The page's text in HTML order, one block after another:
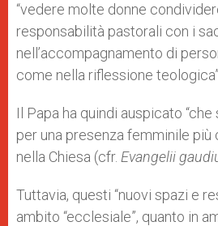
“vedere molte donne
responsabilità pastorali con i
nell’accompagnamento di
come nella riflessione teologica”.
Il Papa ha quindi auspicato
per una presenza femminile più
nella Chiesa (cfr. Evangelii
Tuttavia, questi “nuovi spazi e
ambito “ecclesiale”, quanto in